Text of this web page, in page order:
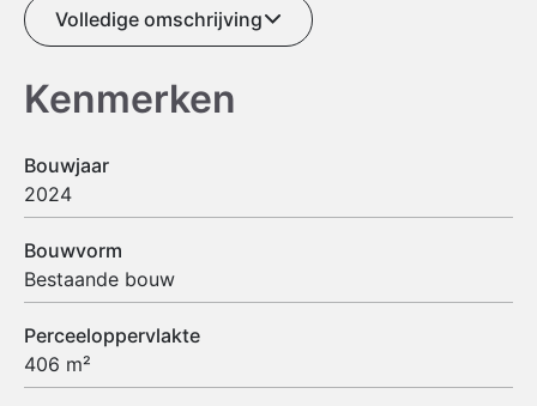
Volledige omschrijving
Kenmerken
Bouwjaar
2024
Bouwvorm
Bestaande bouw
Perceeloppervlakte
406 m²